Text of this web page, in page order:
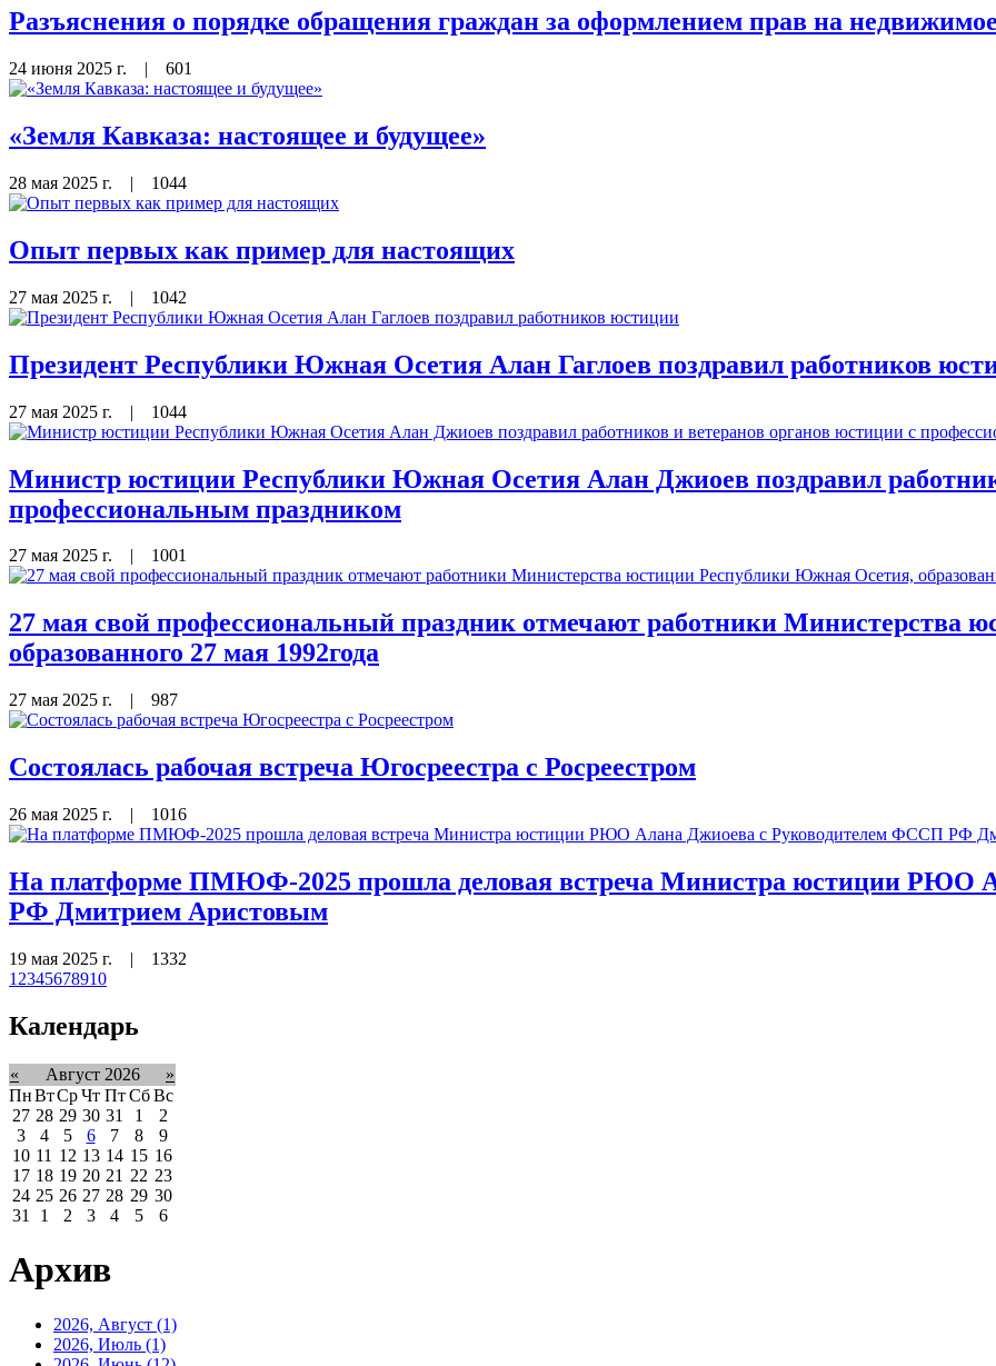
Разъяснения о порядке обращения граждан за оформлением прав на
24 июня 2025 г. | 601
«Земля Кавказа: настоящее и будущее»
28 мая 2025 г. | 1044
Опыт первых как пример для настоящих
27 мая 2025 г. | 1042
Президент Республики Южная Осетия Алан Гаглоев поздравил работников
27 мая 2025 г. | 1044
Министр юстиции Республики Южная Осетия Алан Джиоев поздравил
профессиональным праздником
27 мая 2025 г. | 1001
27 мая свой профессиональный праздник отмечают работники Министерства
образованного 27 мая 1992года
27 мая 2025 г. | 987
Состоялась рабочая встреча Югосреестра с Росреестром
26 мая 2025 г. | 1016
На платформе ПМЮФ-2025 прошла деловая встреча Министра юстиции РЮО
РФ Дмитрием Аристовым
19 мая 2025 г. | 1332
1 2345678910
Календарь
« Август 2026
»
ПнВтСрЧт Пт Сб Вс
27 28 29 30 31 1
2
3
4 5 6 7 8
9
10 11 12 13 14 15 16
17 18 19 20 21 22 23
24 25 26 27 28 29 30
31
1 2 3 4 5 6
Архив
2026, Август (1)
2026, Июль (1)